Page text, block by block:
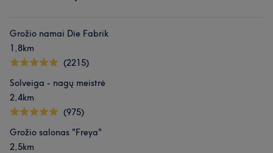
Grožio namai Die Fabrik
1,8km
(2215)
Solveiga - nagų meistrė
2,4km
(975)
Grožio salonas "Freya"
2,5km